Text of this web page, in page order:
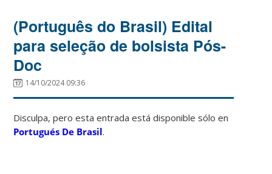
(Português do Brasil) Edital
para seleção de bolsista Pós-
Doc
14/10/2024 09:36
Disculpa, pero esta entrada está disponible sólo en
Portugués De Brasil.